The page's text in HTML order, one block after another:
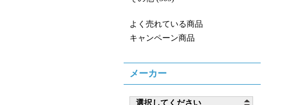
よく売れている商品
キャンペーン商品
メーカー